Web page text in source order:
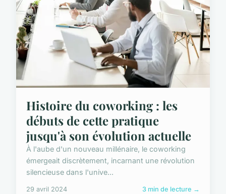
Histoire du coworking : les
débuts de cette pratique
jusqu'à son évolution actuelle
À l'aube d'un nouveau millénaire, le coworking
émergeait discrètement, incarnant une révolution
silencieuse dans l'unive...
29 avril 2024 3 min de lecture →